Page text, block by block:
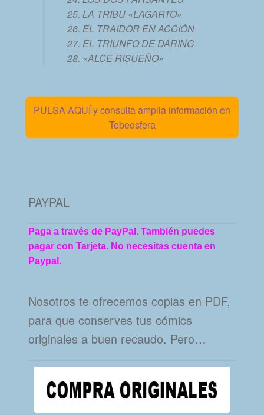
LA TRIBU «LAGARTO»
EL TRAIDOR EN ACCIÓN
EL TRIUNFO DE DARING
«ALCE RISUEÑO»
PULSA AQUÍ y consulta amplia información en
Tebeosfera
PAYPAL
Paga a través de PayPal. También puedes
pagar con Tarjeta. No necesitas cuenta en
Paypal.
Nosotros te ofrecemos copias en PDF,
para que conserves tus cómics
originales a buen recaudo. Pero…